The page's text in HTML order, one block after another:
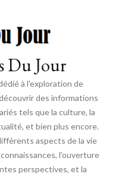
Du Jour
à l'exploration de
des informations
tels que la culture, la
et bien plus encore.
aspects de la vie
l'ouverture
perspectives, et la